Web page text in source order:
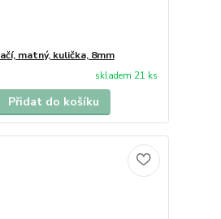
matný, kulička, 8mm
skladem 21 ks
Přidat do košíku